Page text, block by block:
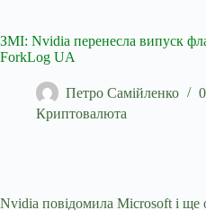
ЗМІ: Nvidia перенесла випуск
ForkLog UA
Петро Самійленко
Криптовалюта
Nvidia повідомила Microsoft і